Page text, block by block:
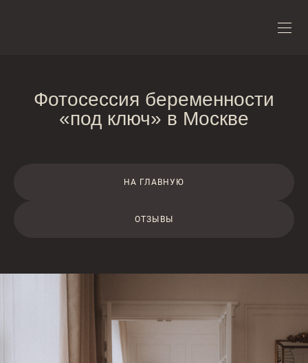
Фотосессия беременности
«под ключ» в Москве
НА ГЛАВНУЮ
ОТЗЫВЫ